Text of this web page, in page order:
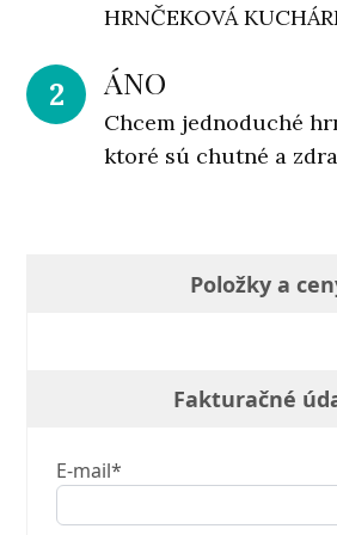
HRNČEKOVÁ
2 ÁNO
Chcem jednoduché
ktoré sú chutné a
Položky a
Fakturačné
E-mail*